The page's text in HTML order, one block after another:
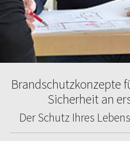
Brandschutzkonzepte
Sicherheit an
Der Schutz Ihres